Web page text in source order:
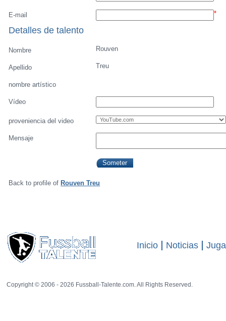
E-mail *
Detalles de talento
Nombre Rouven
Apellido Treu
nombre artístico
Vídeo
proveniencia del video
Mensaje
Back to profile of Rouven Treu
Inicio Noticias
Copyright © 2006 - 2026 Fussball-Talente.com. All Rights Reserved.